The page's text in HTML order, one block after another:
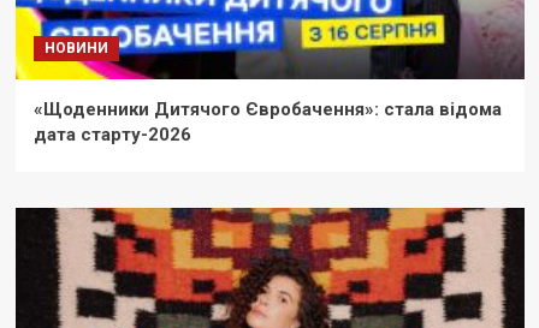
НОВИНИ
«Щоденники Дитячого Євробачення»: стала відома
дата старту-2026